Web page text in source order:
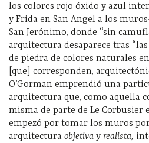
los colores rojo óxido y azul
y Frida en San Angel a los
San Jerónimo, donde “sin
arquitectura desaparece tras
de piedra de colores naturales
[que] corresponden,
O’Gorman emprendió una
arquitectura que, como aquella
misma de parte de Le Corbusier
empezó por tomar los muros
arquitectura objetiva y realista,